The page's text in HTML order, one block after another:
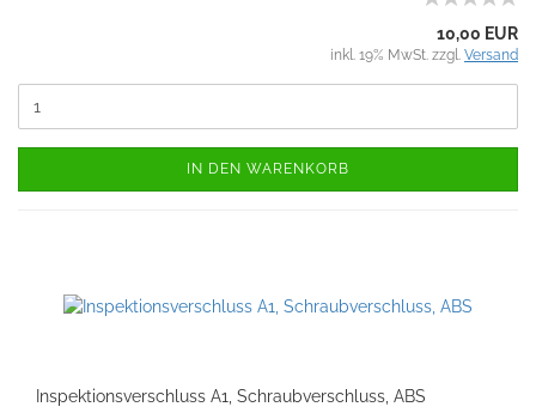
10,00 EUR
inkl. 19% MwSt. zzgl. Versand
IN DEN WARENKORB
Inspektionsverschluss A1, Schraubverschluss, ABS